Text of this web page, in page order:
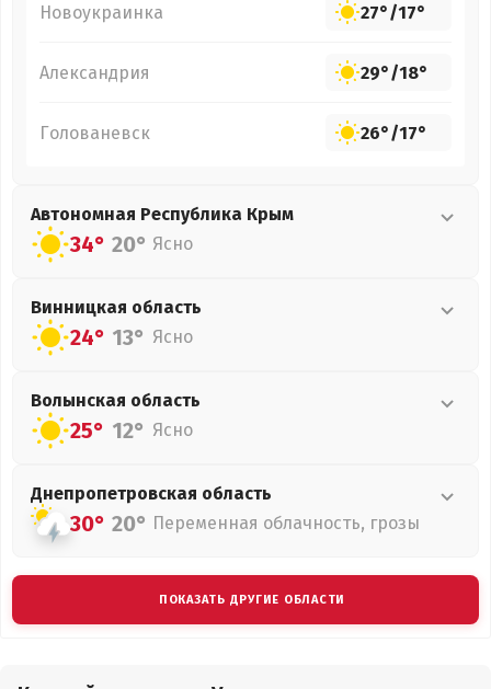
Новоукраинка 27°/17°
Александрия 29°/18°
Голованевск 26°/17°
Автономная Республика Крым
34° 20° Ясно
Винницкая область
24° 13° Ясно
Волынская область
25° 12° Ясно
Днепропетровская область
30° 20° Переменная облачность, грозы
ПОКАЗАТЬ ДРУГИЕ ОБЛАСТИ